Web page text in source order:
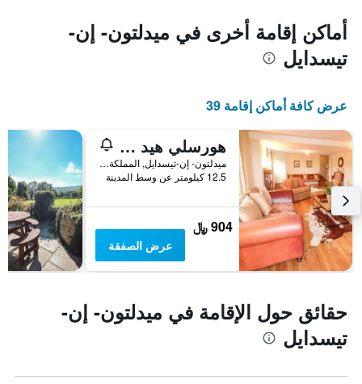
أماكن إقامة أخرى في ميدلتون- إن-
تيسدايل
عرض كافة أماكن إقامة 39
هورسلي هيد هوليدايز
ميدلتون- إن-تيسدايل, المملكة المتحدة
12.5 كيلومتر عن وسط المدينة
904 ﷼
عرض الصفقة
حقائق حول الإقامة في ميدلتون- إن-
تيسدايل